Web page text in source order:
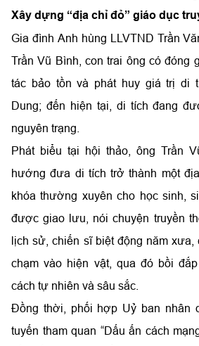
Xây dựng “địa chỉ đỏ” giáo dục
Gia đình Anh hùng LLVTND Trần
Trần Vũ Bình, con trai ông có đóng
tác bảo tồn và phát huy giá trị di
Dung; đến hiện tại, di tích đang
nguyên trạng.
Phát biểu tại hội thảo, ông Trần
hướng đưa di tích trở thành một
khóa thường xuyên cho học sinh,
được giao lưu, nói chuyện truyền
lịch sử, chiến sĩ biệt động năm xưa,
chạm vào hiện vật, qua đó bồi
cách tự nhiên và sâu sắc.
Đồng thời, phối hợp Uỷ ban nhân
tuyến tham quan “Dấu ấn cách